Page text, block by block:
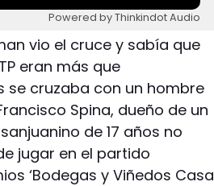
Powered by Thinkindot Audio
vio el cruce y sabía que
eran más que
se cruzaba con un hombre
Spina, dueño de un
de 17 años no
jugar en el partido
‘Bodegas y Viñedos Casa